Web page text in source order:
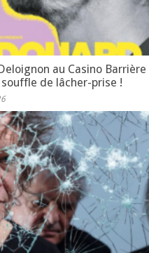
au Casino Barrière
de lâcher-prise !